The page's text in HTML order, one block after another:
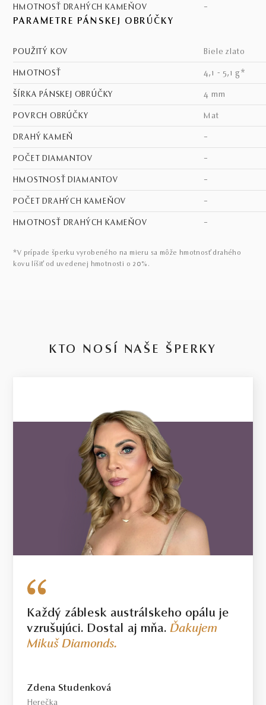
HMOTNOSŤ DRAHÝCH KAMEŇOV –
PARAMETRE PÁNSKEJ OBRÚČKY
POUŽITÝ KOV biele zlato
HMOTNOSŤ 4,1 - 5,1 g*
ŠÍRKA PÁNSKEJ OBRÚČKY 4 mm
POVRCH OBRÚČKY mat
DRAHÝ KAMEŇ –
POČET DIAMANTOV –
HMOSTNOSŤ DIAMANTOV –
POČET DRAHÝCH KAMEŇOV –
HMOTNOSŤ DRAHÝCH KAMEŇOV –
*V prípade šperku vyrobeného na mieru sa môže hmotnosť drahého
kovu líšiť od uvedenej hmotnosti o 20%.
KTO NOSÍ NAŠE ŠPERKY
Každý záblesk austrálskeho opálu je
vzrušujúci. Dostal aj mňa.Ďakujem
Mikuš Diamonds.
Zdena Studenková
Herečka